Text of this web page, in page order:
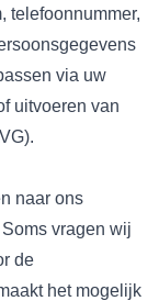
telefoonnummer,
via uw
uitvoeren van
naar ons
vragen wij
de
het mogelijk